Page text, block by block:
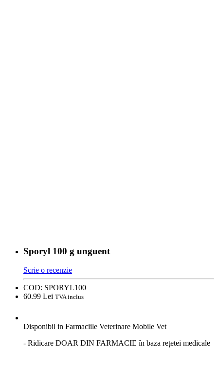
Sporyl 100 g unguent
Scrie o recenzie
COD: SPORYL100
60.99 Lei TVA inclus
Disponibil in Farmaciile Veterinare Mobile Vet
- Ridicare DOAR DIN FARMACIE în baza rețetei medicale